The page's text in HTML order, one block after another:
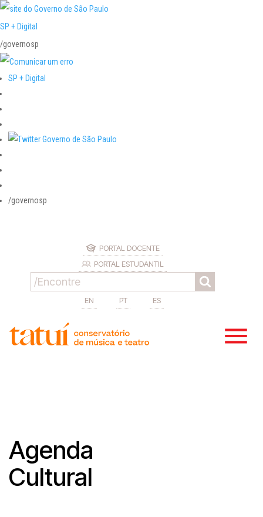
SP + Digital
/governosp
SP + Digital
/governosp
PORTAL DOCENTE
PORTAL ESTUDANTIL
EN PT ES
Agenda
Cultural